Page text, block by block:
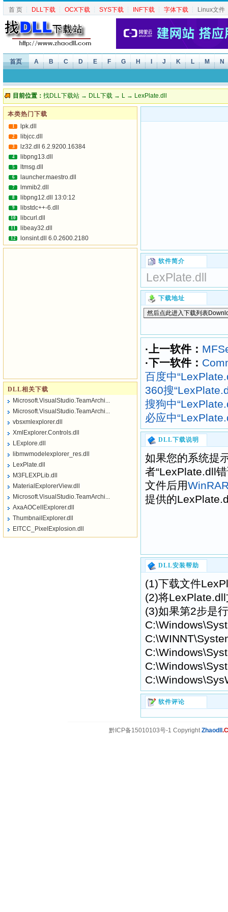
首 页 ┆ DLL下载 ┆ OCX下载 ┆ SYS下载 ┆ INF下载 ┆ 字体下载 ┆ Linux文件
首页 A B C D E F G H J K L M N
目前位置： 找DLL下载站 → DLL下载 → L → LexPlate.dll
软件简介
LexPlate.dll
下载地址
·上一软件：
·下一软件：
百度中
360搜
搜狗中
必应中
DLL下载说明
如果您的系统提
者“LexPlate.dll
文件后用
提供的
DLL安装帮助
(1)下载文件
(2)将
(3)如果第2步是
软件评论
本类热门下载
1 lpk.dll
2 libjcc.dll
3 lz32.dll 6.2.9200.16384
4 libpng13.dll
5 ltmsg.dll
6 launcher.maestro.dll
7 lmmib2.dll
8 libpng12.dll 13:0:12
9 libstdc++-6.dll
10 libcurl.dll
11 libeay32.dll
12 lonsint.dll 6.0.2600.2180
DLL相关下载
Microsoft.VisualStudio.TeamArchi...
Microsoft.VisualStudio.TeamArchi...
vbsxmlexplorer.dll
XmlExplorer.Controls.dll
LExplore.dll
libmwmodelexplorer_res.dll
LexPlate.dll
M3FLEXPLib.dll
MaterialExplorerView.dll
Microsoft.VisualStudio.TeamArchi...
AxaAOCellExplorer.dll
ThumbnailExplorer.dll
EITCC_PixelExplosion.dll
黔ICP备15010103号-1 CopyrightZhaodll